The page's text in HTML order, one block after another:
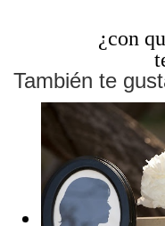
¿con
También te